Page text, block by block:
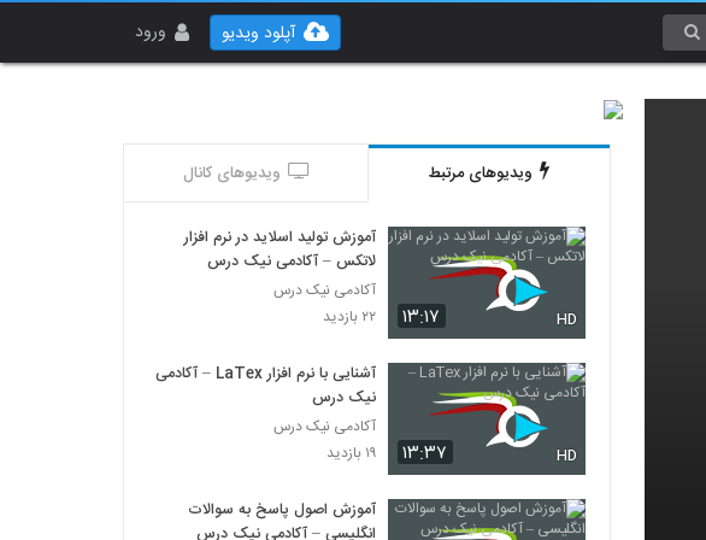
ورود آپلود ویدیو
ویدیوهای مرتبط ویدیوهای کانال
۱۳:۱۷ HD
آموزش تولید اسلاید در نرم افزار
لاتکس – آکادمی نیک درس
آکادمی نیک درس
۲۲ بازدید
۱۳:۳۷ HD
آشنایی با نرم افزار LaTex – آکادمی
نیک درس
آکادمی نیک درس
۱۹ بازدید
آموزش اصول پاسخ به سوالات
انگلیسی – آکادمی نیک درس